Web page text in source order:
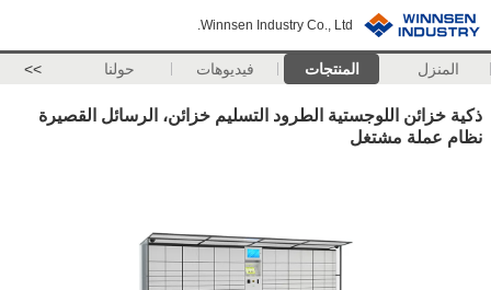
Winnsen Industry Co., Ltd.
المنزل المنتجات فيديوهات حولنا >>
ذكية خزائن اللوجستية الطرود التسليم خزائن، الرسائل القصيرة
نظام عملة مشتغل